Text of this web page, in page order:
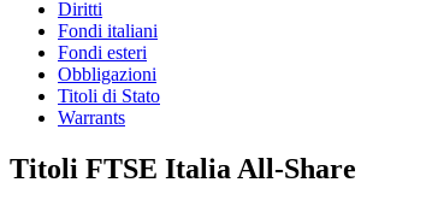
Diritti
Fondi italiani
Fondi esteri
Obbligazioni
Titoli di Stato
Warrants
Titoli FTSE Italia All-Share